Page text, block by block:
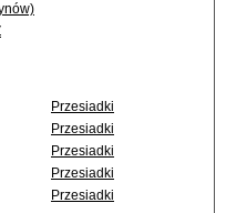
Przesiadki
Przesiadki
Przesiadki
Przesiadki
Przesiadki